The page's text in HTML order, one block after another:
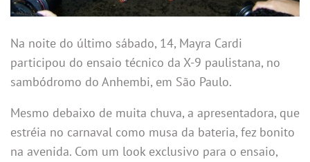
Na noite do último sábado, 14, Mayra Cardi
participou do ensaio técnico da X-9 paulistana, no
sambódromo do Anhembi, em São Paulo.
Mesmo debaixo de muita chuva, a apresentadora, que
estréia no carnaval como musa da bateria, fez bonito
na avenida. Com um look exclusivo para o ensaio,